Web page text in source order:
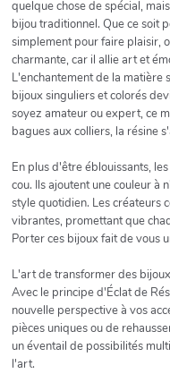
quelque chose de spécial,
bijou traditionnel. Que ce soit
simplement pour faire plaisir,
charmante, car il allie art et
L'enchantement de la matière
bijoux singuliers et colorés
soyez amateur ou expert, ce
bagues aux colliers, la résine
En plus d'être éblouissants,
cou. Ils ajoutent une couleur
style quotidien. Les créateurs
vibrantes, promettant que
Porter ces bijoux fait de vous
L'art de transformer des
Avec le principe d'Éclat de
nouvelle perspective à vos
pièces uniques ou de
un éventail de possibilités
l'art.